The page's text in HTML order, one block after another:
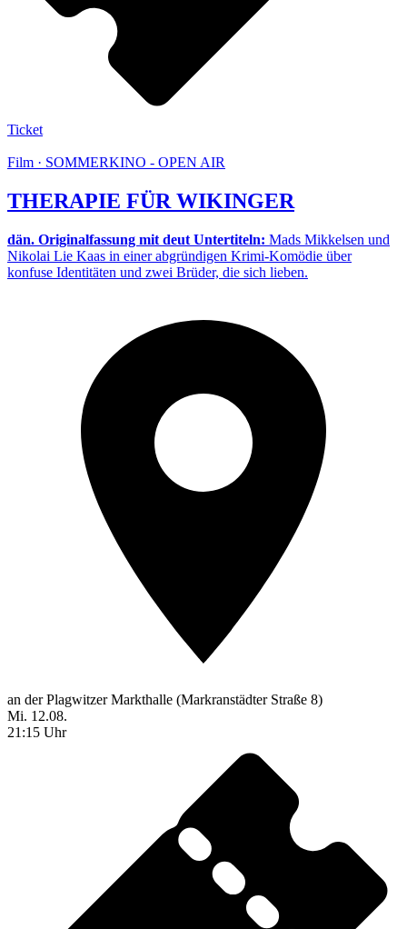
Ticket
Film · SOMMERKINO - OPEN AIR
THERAPIE FÜR WIKINGER
dän. Originalfassung mit deut Untertiteln: Mads Mikkelsen und
Nikolai Lie Kaas in einer abgründigen Krimi-Komödie über
konfuse Identitäten und zwei Brüder, die sich lieben.
an der Plagwitzer Markthalle (Markranstädter Straße 8)
Mi. 12.08.
21:15 Uhr